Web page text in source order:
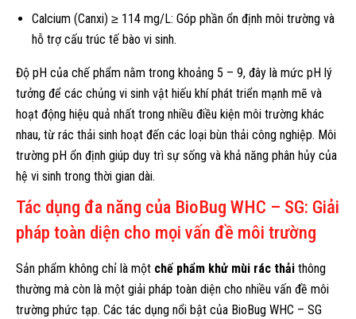
Calcium (Canxi) ≥ 114 mg/L: Góp phần ổn định môi trường và
hỗ trợ cấu trúc tế bào vi sinh.
Độ pH của chế phẩm nằm trong khoảng 5 – 9, đây là mức pH lý
tưởng để các chủng vi sinh vật hiếu khí phát triển mạnh mẽ và
hoạt động hiệu quả nhất trong nhiều điều kiện môi trường khác
nhau, từ rác thải sinh hoạt đến các loại bùn thải công nghiệp. Môi
trường pH ổn định giúp duy trì sự sống và khả năng phân hủy của
hệ vi sinh trong thời gian dài.
Tác dụng đa năng của BioBug WHC – SG: Giải
pháp toàn diện cho mọi vấn đề môi trường
Sản phẩm không chỉ là một chế phẩm khử mùi rác thải thông
thường mà còn là một giải pháp toàn diện cho nhiều vấn đề môi
trường phức tạp. Các tác dụng nổi bật của BioBug WHC – SG